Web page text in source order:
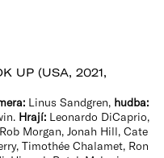
UP (USA, 2021,
Linus Sandgren, hudba:
Hrají: Leonardo DiCaprio,
Morgan, Jonah Hill, Cate
Timothée Chalamet, Ron